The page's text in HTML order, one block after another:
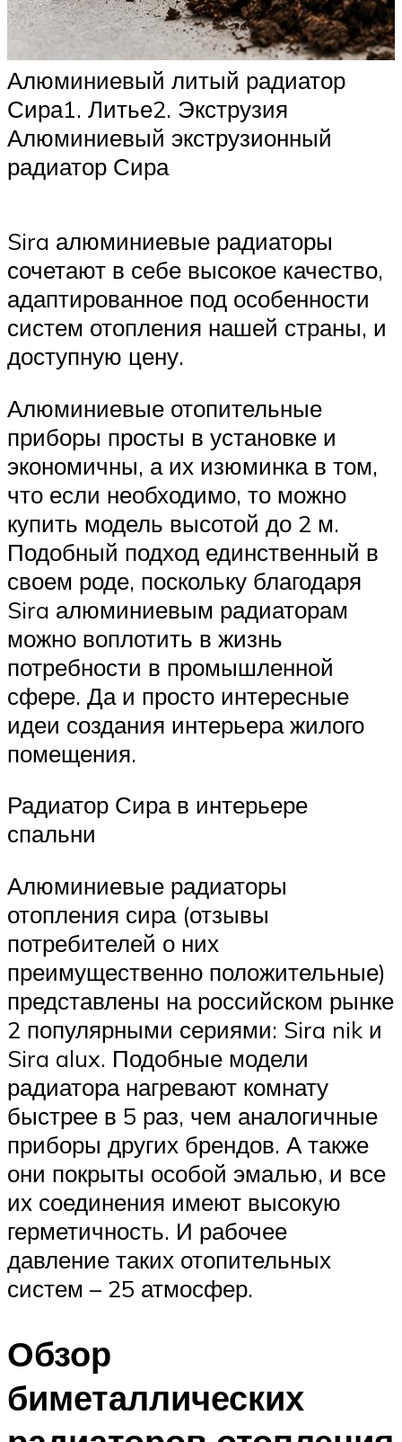
Алюминиевый литый радиатор
Сира1. Литье2. Экструзия
Алюминиевый экструзионный
радиатор Сира
Sira алюминиевые радиаторы
сочетают в себе высокое качество,
адаптированное под особенности
систем отопления нашей страны, и
доступную цену.
Алюминиевые отопительные
приборы просты в установке и
экономичны, а их изюминка в том,
что если необходимо, то можно
купить модель высотой до 2 м.
Подобный подход единственный в
своем роде, поскольку благодаря
Sira алюминиевым радиаторам
можно воплотить в жизнь
потребности в промышленной
сфере. Да и просто интересные
идеи создания интерьера жилого
помещения.
Радиатор Сира в интерьере
спальни
Алюминиевые радиаторы
отопления сира (отзывы
потребителей о них
преимущественно положительные)
представлены на российском рынке
2 популярными сериями: Sira nik и
Sira alux. Подобные модели
радиатора нагревают комнату
быстрее в 5 раз, чем аналогичные
приборы других брендов. А также
они покрыты особой эмалью, и все
их соединения имеют высокую
герметичность. И рабочее
давление таких отопительных
систем – 25 атмосфер.
Обзор
биметаллических